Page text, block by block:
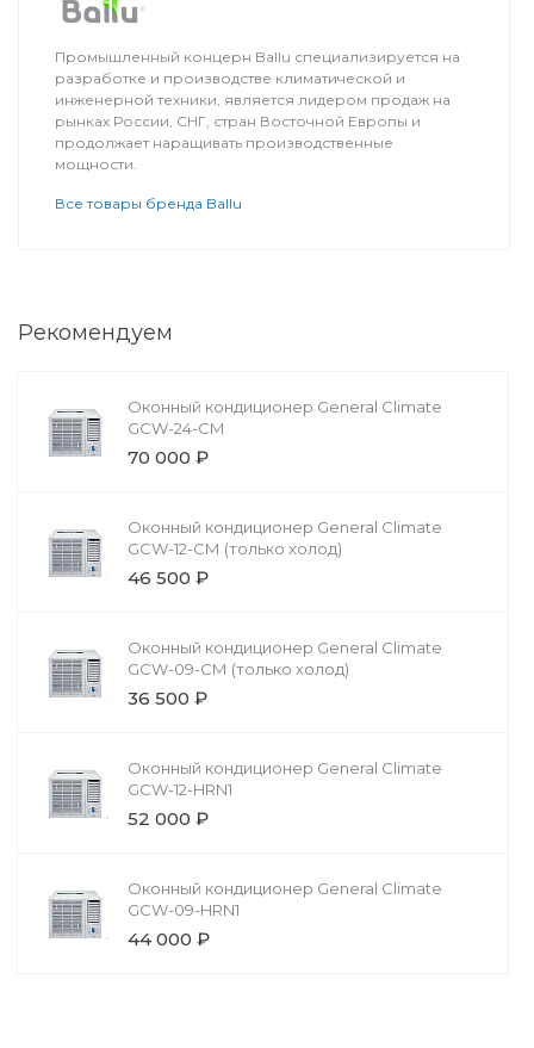
Промышленный концерн Ballu специализируется на
разработке и производстве климатической и
инженерной техники, является лидером продаж на
рынках России, СНГ, стран Восточной Европы и
продолжает наращивать производственные
мощности.
Все товары бренда Ballu
Рекомендуем
Оконный кондиционер General Climate
GCW-24-СМ
70 000 ₽
Оконный кондиционер General Climate
GCW-12-СМ (только холод)
46 500 ₽
Оконный кондиционер General Climate
GCW-09-СМ (только холод)
36 500 ₽
Оконный кондиционер General Climate
GCW-12-HRN1
52 000 ₽
Оконный кондиционер General Climate
GCW-09-HRN1
44 000 ₽